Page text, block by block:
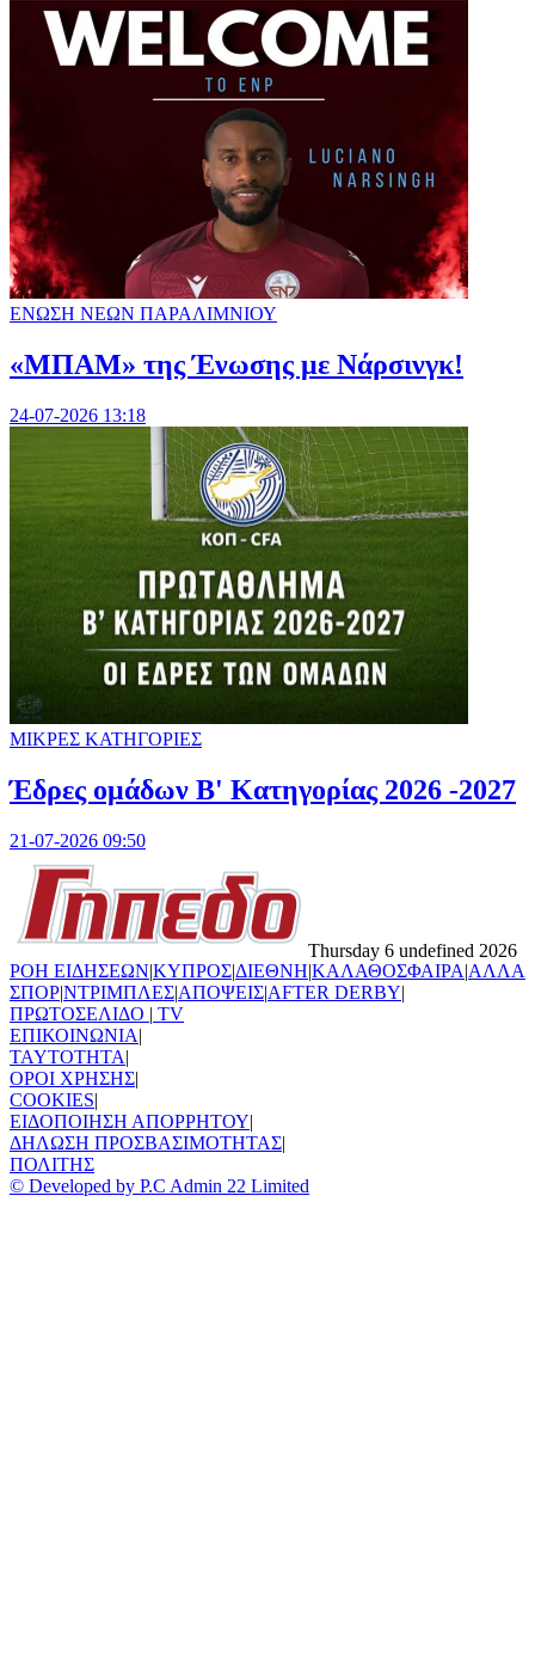
ΕΝΩΣΗ ΝΕΩΝ ΠΑΡΑΛΙΜΝIΟΥ
«ΜΠΑΜ» της Ένωσης με Νάρσινγκ!
24-07-2026 13:18
ΜΙΚΡΕΣ ΚΑΤΗΓΟΡΙΕΣ
Έδρες ομάδων Β' Κατηγορίας 2026 -2027
21-07-2026 09:50
Thursday 6 undefined 2026
ΡΟΗ ΕΙΔΗΣΕΩΝ|ΚΥΠΡΟΣ|ΔΙΕΘΝΗ|ΚΑΛΑΘΟΣΦΑΙΡΑ|ΑΛΛΑ
ΣΠΟΡ|ΝΤΡΙΜΠΛΕΣ|ΑΠΟΨΕΙΣ|AFTER DERBY|
ΠΡΩΤΟΣΕΛΙΔΟ | TV
ΕΠΙΚΟΙΝΩΝΙΑ|
TAYTOTHTA|
ΟΡΟΙ ΧΡΗΣΗΣ|
COOKIES|
ΕΙΔΟΠΟΙΗΣΗ ΑΠΟΡΡΗΤΟΥ|
ΔΗΛΩΣΗ ΠΡΟΣΒΑΣΙΜΟΤΗΤΑΣ|
ΠΟΛΙΤΗΣ
© Developed by P.C Admin 22 Limited